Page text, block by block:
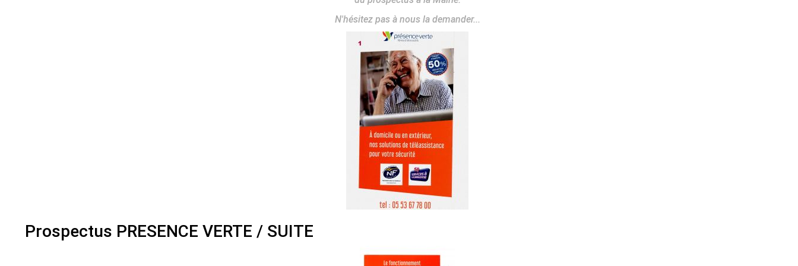
N'hésitez pas à nous la demander...
Prospectus PRESENCE VERTE / SUITE